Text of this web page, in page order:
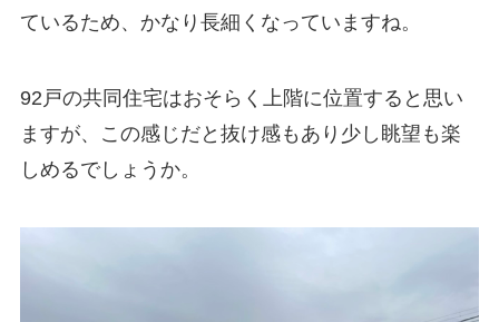
ているため、かなり長細くなっていますね。
92戸の共同住宅はおそらく上階に位置すると思い
ますが、この感じだと抜け感もあり少し眺望も楽
しめるでしょうか。